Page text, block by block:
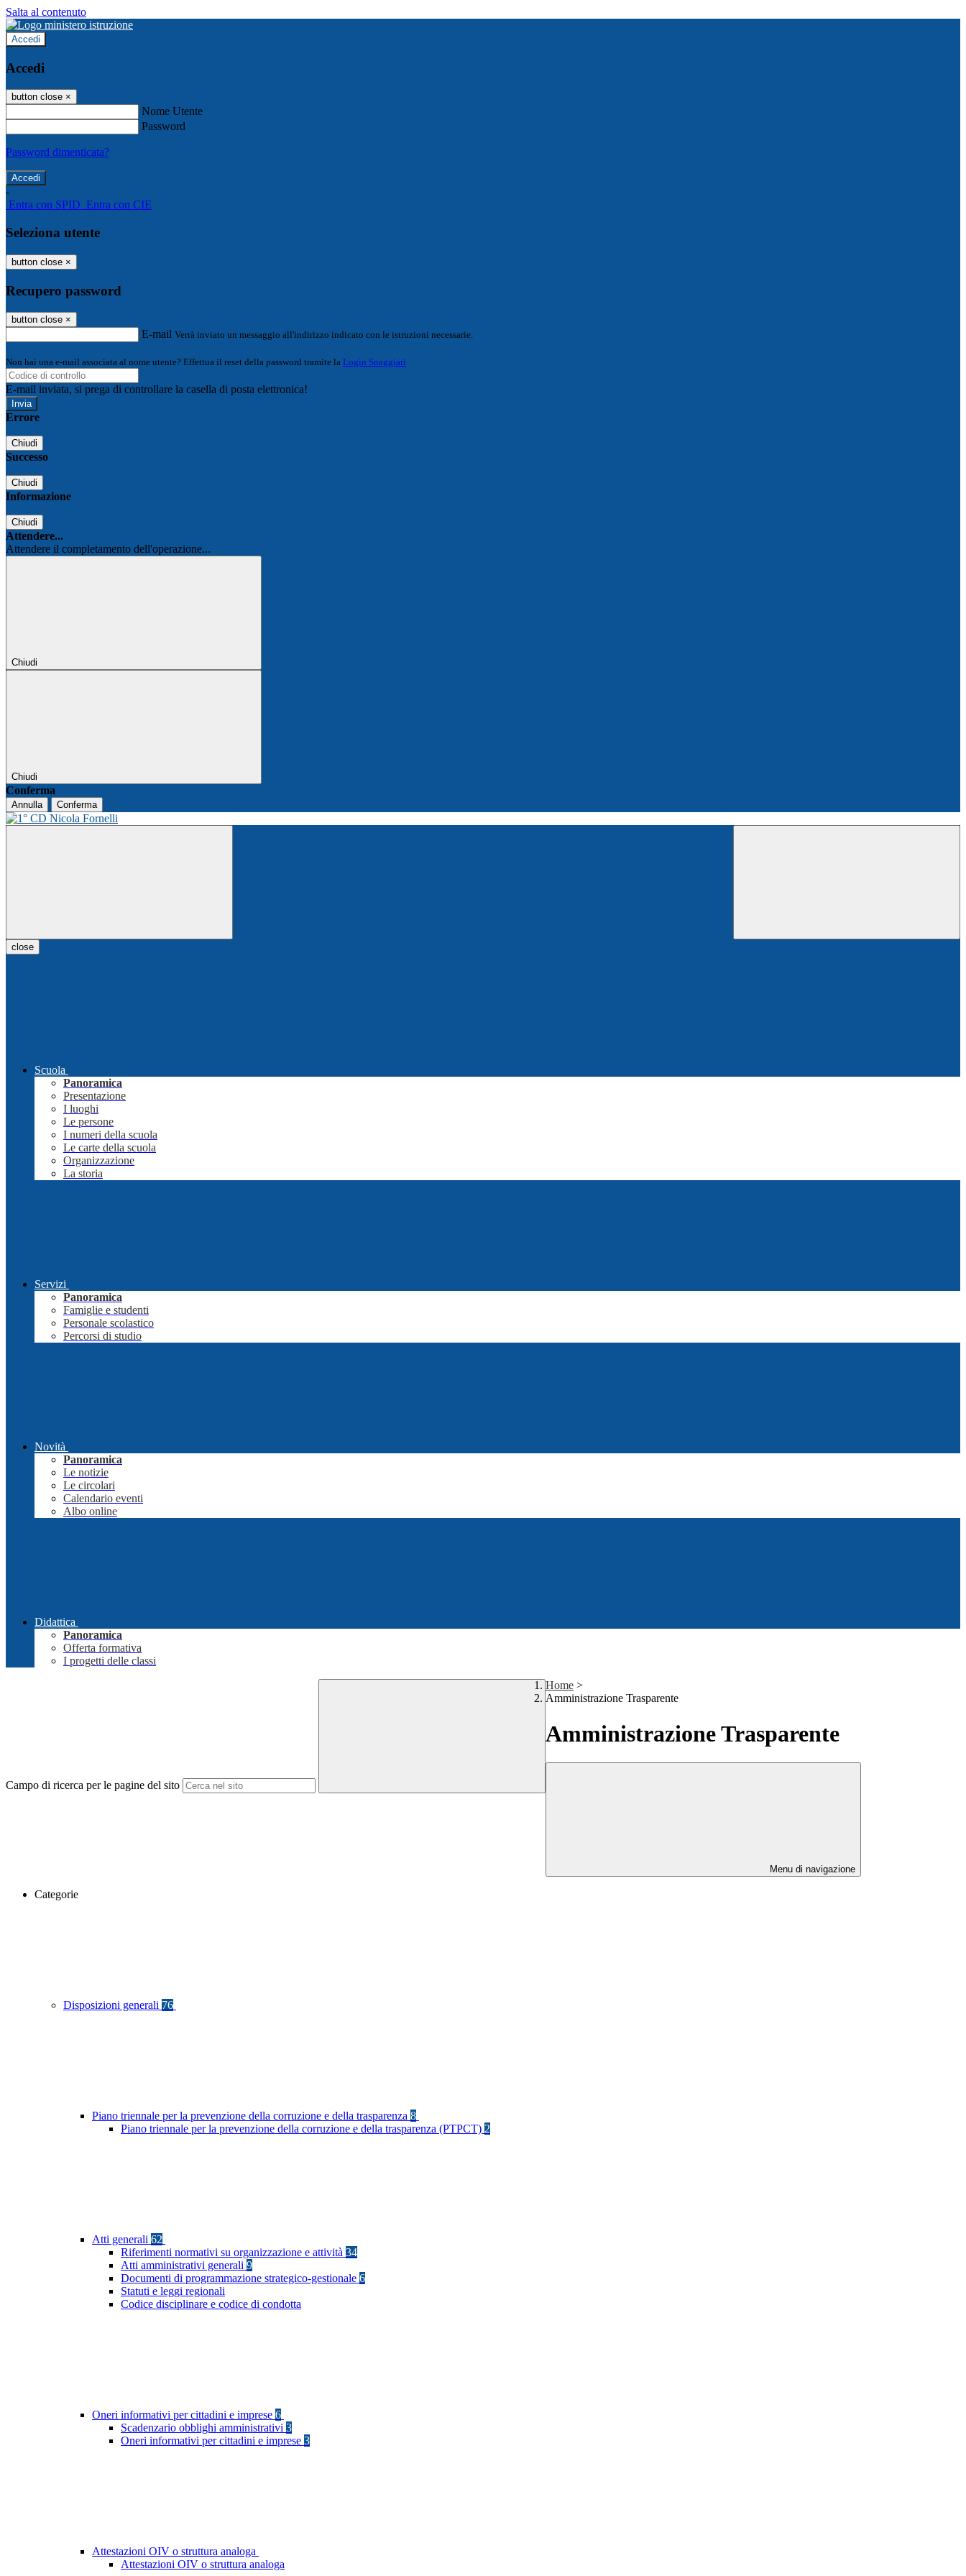
Salta al contenuto
Accedi
Accedi
button close ×
Nome Utente
Password
Password dimenticata?
-
Entra con SPID Entra con CIE
Seleziona utente
button close ×
Recupero password
button close ×
E-mail Verrà inviato un messaggio all'indirizzo indicato con le istruzioni necessarie.
Non hai una e-mail associata al nome utente? Effettua il reset della password tramite la Login Spaggiari
E-mail inviata, si prega di controllare la casella di posta elettronica!
Errore
Chiudi
Successo
Chiudi
Informazione
Chiudi
Attendere...
Attendere il completamento dell'operazione...
Chiudi
Chiudi
Conferma
Annulla Conferma
close
Scuola
Panoramica
Presentazione
I luoghi
Le persone
I numeri della scuola
Le carte della scuola
Organizzazione
La storia
Servizi
Panoramica
Famiglie e studenti
Personale scolastico
Percorsi di studio
Novità
Panoramica
Le notizie
Le circolari
Calendario eventi
Albo online
Didattica
Panoramica
Offerta formativa
I progetti delle classi
Campo di ricerca per le pagine del sito
Home >
Amministrazione Trasparente
Amministrazione Trasparente
Menu di navigazione
Categorie
Disposizioni generali 76
Piano triennale per la prevenzione della corruzione e della trasparenza 8
Piano triennale per la prevenzione della corruzione e della trasparenza (PTPCT) 2
Atti generali 62
Riferimenti normativi su organizzazione e attività 34
Atti amministrativi generali 9
Documenti di programmazione strategico-gestionale 6
Statuti e leggi regionali
Codice disciplinare e codice di condotta
Oneri informativi per cittadini e imprese 6
Scadenzario obblighi amministrativi 3
Oneri informativi per cittadini e imprese 3
Attestazioni OIV o struttura analoga
Attestazioni OIV o struttura analoga